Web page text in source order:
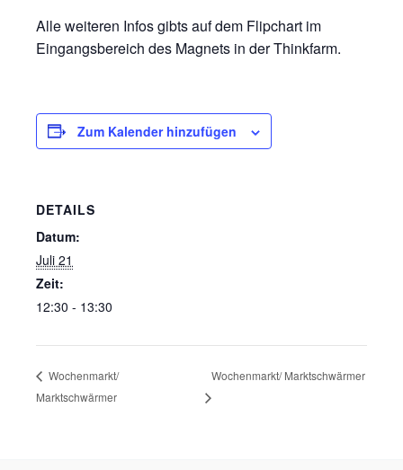
Alle weiteren Infos gibts auf dem Flipchart im
Eingangsbereich des Magnets in der Thinkfarm.
Zum Kalender hinzufügen
DETAILS
Datum:
Juli 21
Zeit:
12:30 - 13:30
Wochenmarkt/
Marktschwärmer
Wochenmarkt/ Marktschwärmer